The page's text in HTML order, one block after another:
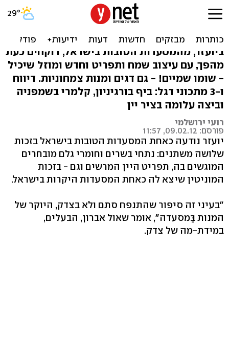
בף בורגיניון ועוד: מתכוני
בישול עם יין של יועזר
ביועזר, מהמסעדות הטובות בישראל, רוקחים כעת
מהפך, עם עיצוב שמח ותפריט וחדש ומוזל שיכיל
- שומו שמיים! - גם דגים ומנות צמחוניות. דיווח
ו-3 מתכוני דגל: ביף בורגיניון, קלמרי בשמפניה
וביצה עלומה בציר יין
רועי ירושלמי
פורסם: 09.02.12, 11:57
יועזר נודעה כאחת המסעדות הטובות בישראל בזכות
שלושה משתנים: נתחי בשרים וחומרי גלם מובחרים
המוגשים בה, תפריט היין המרשים וגם - בזכות
המוניטין שיצא לה כאחת המסעדות היקרות בישראל.
"בעיני זה סיפור שהתנפח סתם ולא בצדק, היוקר של
המנות בַּמסעדה", אומר שאול אברון, הבעלים,
במידת-מה של צדק.